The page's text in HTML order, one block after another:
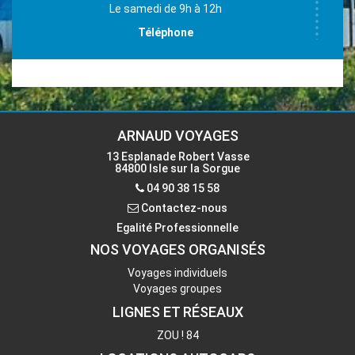
Le samedi de 9h à 12h
Téléphone
accueil-isle@voyages-arnaud.fr
Contactez-nous
ARNAUD VOYAGES
13 Esplanade Robert Vasse
84800 Isle sur la Sorgue
04 90 38 15 58
Contactez-nous
Egalité Professionnelle
NOS VOYAGES ORGANISÉS
Voyages individuels
Voyages groupes
LIGNES ET RÉSEAUX
ZOU ! 84